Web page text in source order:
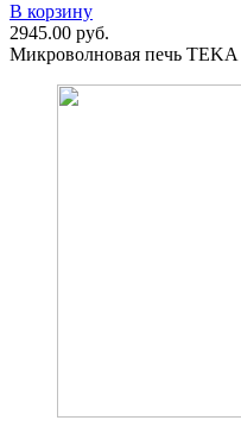
В корзину
2945.00 руб.
Микроволновая печь TEKA